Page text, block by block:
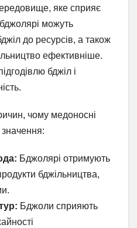
яке сприяє
можуть
до ресурсів, а також
ефективніше.
бджіл і
чому медоносні
Бджолярі отримують
бджільництва,
Бджоли сприяють